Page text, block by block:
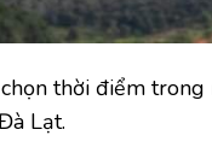
thời điểm
Lạt.